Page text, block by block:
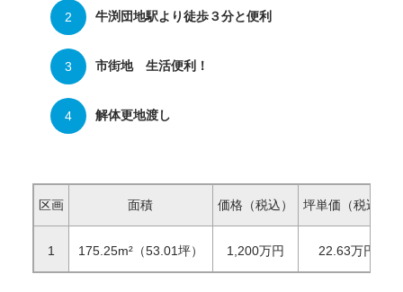
牛渕団地駅より徒歩３分と便利
市街地 生活便利！
解体更地渡し
区画 面積 価格（税込） 坪単価（税込）
1 175.25m²（53.01坪） 1,200万円 22.63万円